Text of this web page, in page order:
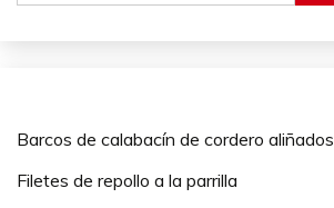
Barcos de calabacín de cordero aliñados
Filetes de repollo a la parrilla